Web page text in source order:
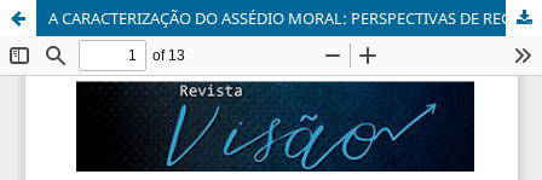
A CARACTERIZAÇÃO DO ASSÉDIO MORAL: PERSPECTIVAS DE REGULAMENTAÇÃO JURÍDICA NO ÂMBITO DO SERVIÇO PÚBLICO FEDERAL